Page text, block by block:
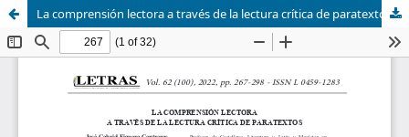
La comprensión lectora a través de la lectura crítica de paratextos